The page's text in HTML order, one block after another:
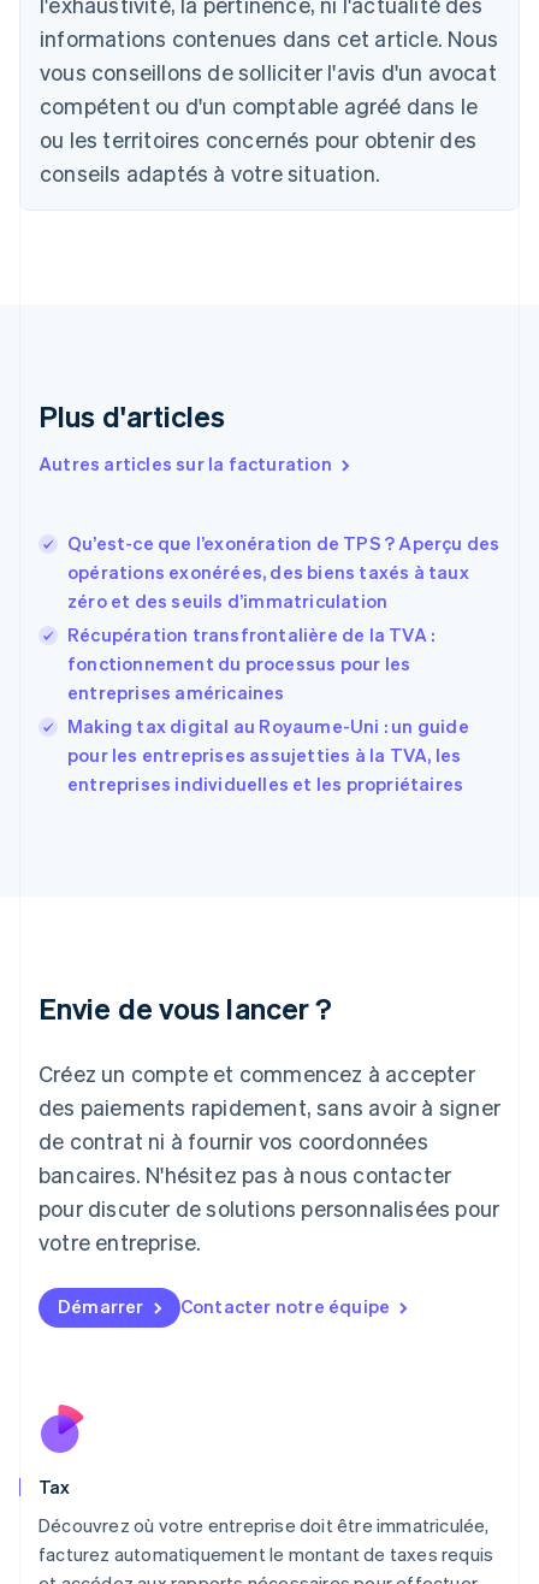
informations contenues dans cet article. Nous
vous conseillons de solliciter l'avis d'un avocat
compétent ou d'un comptable agréé dans le
ou les territoires concernés pour obtenir des
conseils adaptés à votre situation.
Plus d'articles
Autres articles sur la facturation
Qu’est-ce que l’exonération de TPS ? Aperçu des
opérations exonérées, des biens taxés à taux
zéro et des seuils d’immatriculation
Récupération transfrontalière de la TVA :
fonctionnement du processus pour les
entreprises américaines
Making tax digital au Royaume-Uni : un guide
pour les entreprises assujetties à la TVA, les
entreprises individuelles et les propriétaires
Envie de vous lancer ?
Créez un compte et commencez à accepter
des paiements rapidement, sans avoir à signer
de contrat ni à fournir vos coordonnées
bancaires. N'hésitez pas à nous contacter
pour discuter de solutions personnalisées pour
votre entreprise.
Démarrer Contacter notre équipe
Tax
Découvrez où votre entreprise doit être immatriculée,
facturez automatiquement le montant de taxes requis
Australie
English
Autriche
DeutschEnglish
Belgique
Brésil
PortuguêsEnglish
EnglishItaliano
English
Espagne
EspañolEnglish
Estonie
États-Unis
EnglishEspañol简体中文
Finlande
France
FrançaisEnglish
Gibraltar
English
Italie
Japon
日本語
Lettonie
English
Liechtenstein
DeutschEnglish
English
FrançaisDeutschEnglish
Malaisie
Mexique
Español
Nouvelle-Zélande
Pays-Bas